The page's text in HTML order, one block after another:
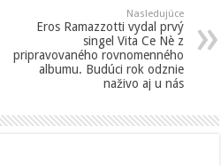
Nasledujúce
Eros Ramazzotti vydal prvý
singel Vita Ce Nè z
pripravovaného rovnomenného
albumu. Budúci rok odznie
naživo aj u nás